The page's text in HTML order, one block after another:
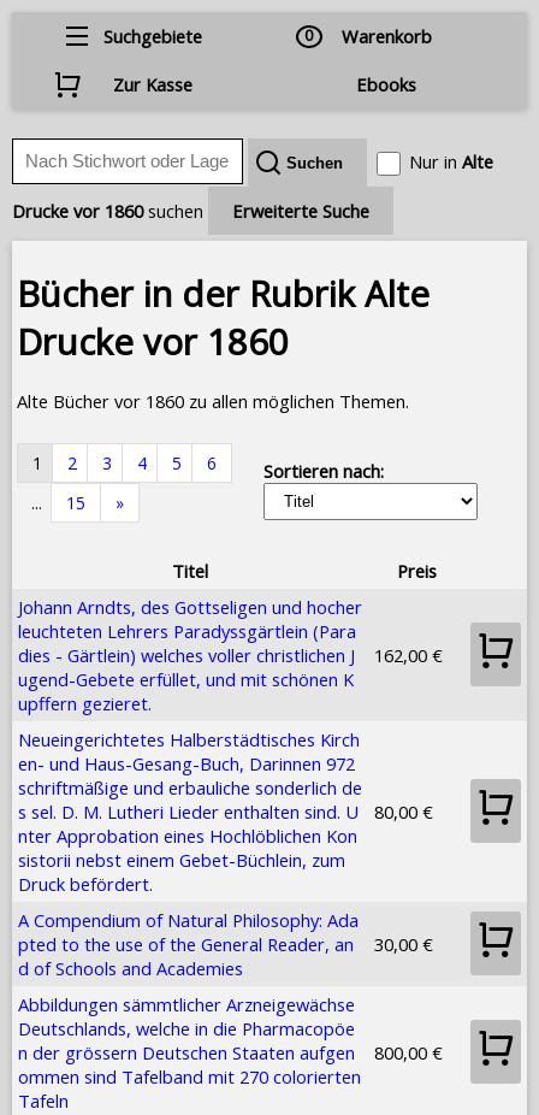
Suchgebiete 0
Warenkorb
Zur Kasse
Ebooks
Nur in Alte
Drucke vor 1860suchen Erweiterte Suche
Bücher in der Rubrik Alte
Drucke vor 1860
Alte Bücher vor 1860 zu allen möglichen Themen.
1 2 3 4 5
6
...
15 »
Sortieren nach:
Titel
Preis
Johann Arndts, des Gottseligen und hocher
leuchteten Lehrers Paradyssgärtlein (Para
dies - Gärtlein) welches voller christlichen J
ugend-Gebete erfüllet, und mit schönen K
upffern gezieret.
162,00 €
Neueingerichtetes Halberstädtisches Kirch
en- und Haus-Gesang-Buch, Darinnen 972
schriftmäßige und erbauliche sonderlich de
s sel. D. M. Lutheri Lieder enthalten sind. U
nter Approbation eines Hochlöblichen Kon
sistorii nebst einem Gebet-Büchlein, zum
Druck befördert.
80,00 €
A Compendium of Natural Philosophy: Ada
pted to the use of the General Reader, an
d of Schools and Academies
30,00 €
Abbildungen sämmtlicher Arzneigewächse
Deutschlands, welche in die Pharmacopöe
n der grössern Deutschen Staaten aufgen
ommen sind Tafelband mit 270 colorierten
Tafeln
800,00 €